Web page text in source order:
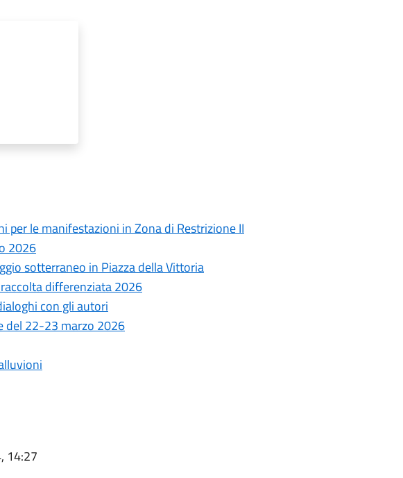
per le manifestazioni in Zona di Restrizione II
2026
sotterraneo in Piazza della Vittoria
differenziata 2026
con gli autori
del 22-23 marzo 2026
14:27